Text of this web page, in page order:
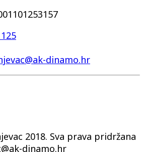
dinamo.hr
2018. Sva prava pridržana
dinamo.hr